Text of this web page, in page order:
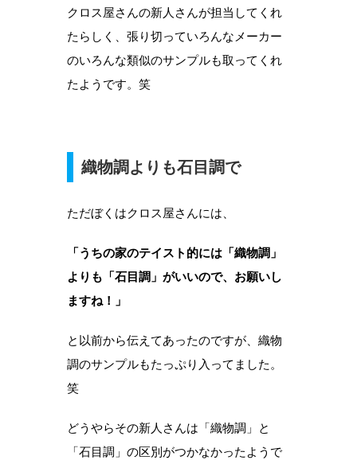
クロス屋さんの新人さんが担当してくれ
たらしく、張り切っていろんなメーカー
のいろんな類似のサンプルも取ってくれ
たようです。笑
織物調よりも石目調で
ただぼくはクロス屋さんには、
「うちの家のテイスト的には「織物調」
よりも「石目調」がいいので、お願いし
ますね！」
と以前から伝えてあったのですが、織物
調のサンプルもたっぷり入ってました。
笑
どうやらその新人さんは「織物調」と
「石目調」の区別がつかなかったようで